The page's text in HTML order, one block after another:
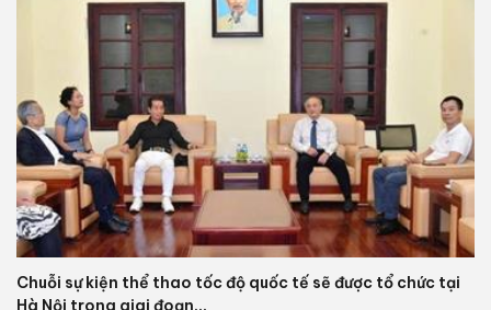
Chuỗi sự kiện thể thao tốc độ quốc tế sẽ được tổ chức tại
Hà Nội trong giai đoạn...